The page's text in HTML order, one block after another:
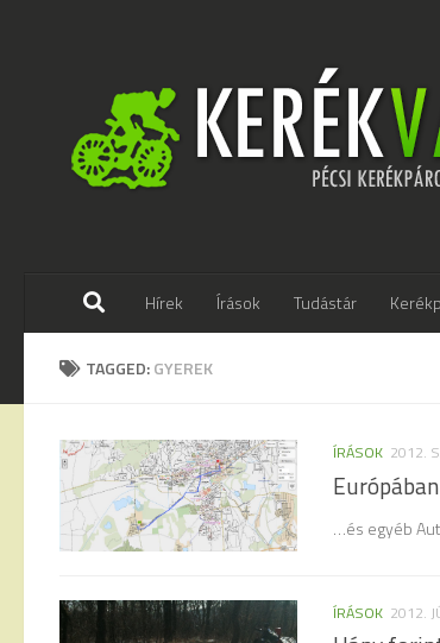
Hírek Írások Tudástár
TAGGED:GYEREK
ÍRÁSOK 2012.
…és egyéb
ÍRÁSOK 2012.